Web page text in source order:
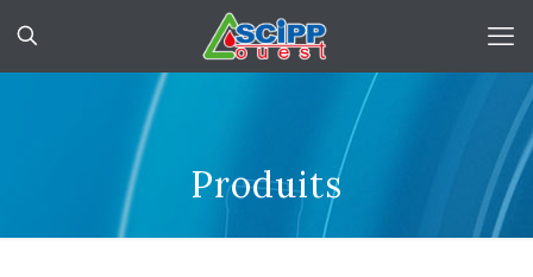
Produits